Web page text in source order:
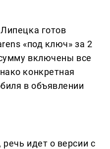
готов
«под ключ» за 2
включены все
конкретная
в объявлении
идет о версии с